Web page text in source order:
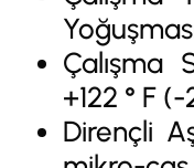
Çalışma
+122 ° F
Dirençli